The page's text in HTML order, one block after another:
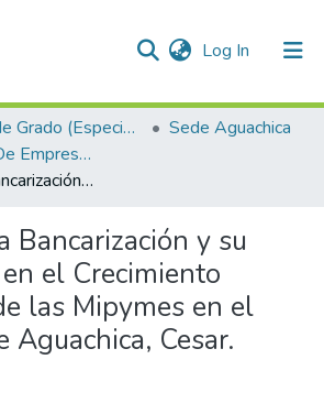
Log In (current)
Trabajos de Grado (Especializaciones y Pregrados)
Sede Aguachica
Administración De Empresas
Estudio de la Bancarización y su importancia en el Crecimiento Económico de las Mipymes en el Municipio De Aguachica, Cesar.
Bancarización y su
el Crecimiento
las Mipymes en el
Aguachica, Cesar.